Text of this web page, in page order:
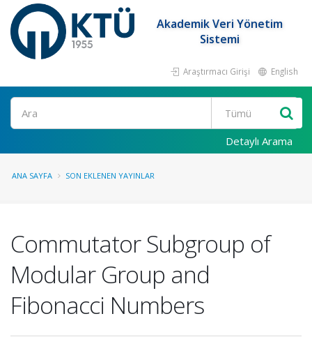
Akademik Veri Yönetim
Sistemi
Araştırmacı Girişi English
Ara
Detaylı Arama
ANA SAYFA SON EKLENEN YAYINLAR
Commutator Subgroup of
Modular Group and
Fibonacci Numbers